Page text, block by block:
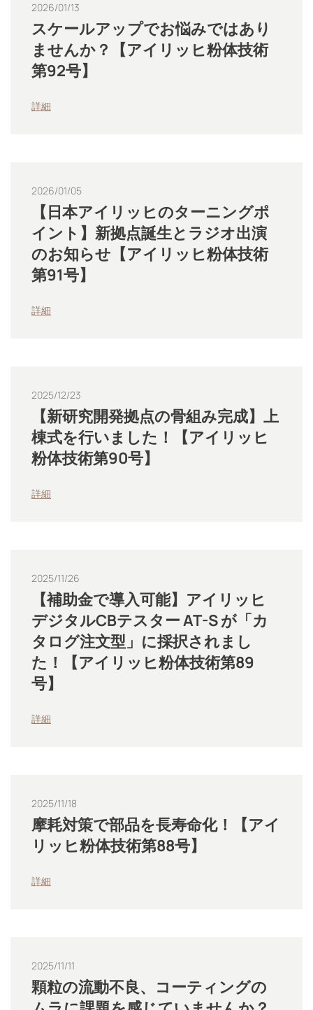
2026/01/13
スケールアップでお悩みではあり
ませんか？【アイリッヒ粉体技術
第92号】
詳細
2026/01/05
【日本アイリッヒのターニングポ
イント】新拠点誕生とラジオ出演
のお知らせ【アイリッヒ粉体技術
第91号】
詳細
2025/12/23
【新研究開発拠点の骨組み完成】上
棟式を行いました！【アイリッヒ
粉体技術第90号】
詳細
2025/11/26
【補助金で導入可能】アイリッヒ
デジタルCBテスター AT-S が「カ
タログ注文型」に採択されまし
た！【アイリッヒ粉体技術第89
号】
詳細
2025/11/18
摩耗対策で部品を長寿命化！【アイ
リッヒ粉体技術第88号】
詳細
2025/11/11
顆粒の流動不良、コーティングの